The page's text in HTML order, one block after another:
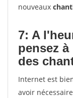
nouveaux
7: A
pensez
des
Internet est
avoir